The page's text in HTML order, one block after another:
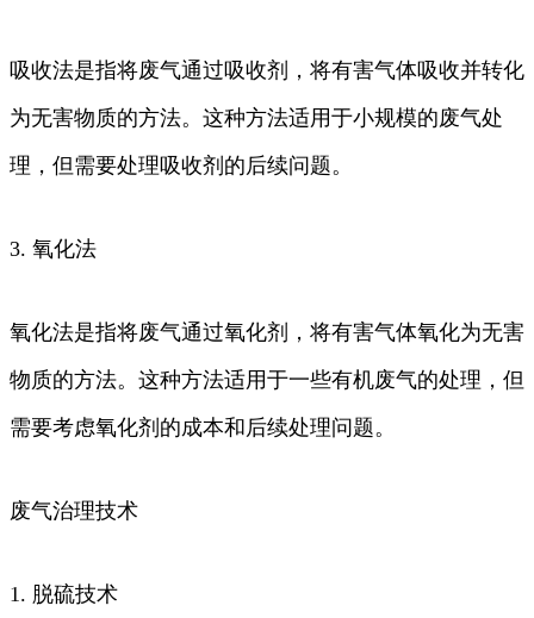
吸收法是指将废气通过吸收剂，将有害气体吸收并转化
为无害物质的方法。这种方法适用于小规模的废气处
理，但需要处理吸收剂的后续问题。
3. 氧化法
氧化法是指将废气通过氧化剂，将有害气体氧化为无害
物质的方法。这种方法适用于一些有机废气的处理，但
需要考虑氧化剂的成本和后续处理问题。
废气治理技术
1. 脱硫技术